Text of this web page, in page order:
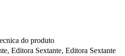
do produto
Editora Sextante, Editora Sextante